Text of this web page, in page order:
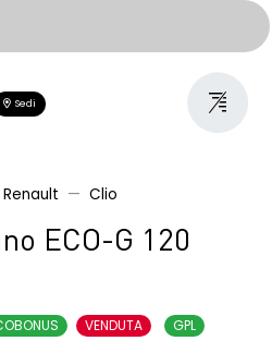
Sedi
Renault Clio
ECO-G 120
VENDUTA
GPL